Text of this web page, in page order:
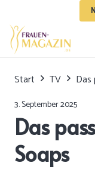
Start TV
3. September 2025
Das
Soaps